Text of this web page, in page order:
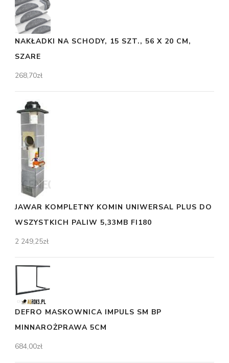
NAKŁADKI NA SCHODY, 15 SZT., 56 X 20 CM,
SZARE
268,70zł
JAWAR KOMPLETNY KOMIN UNIWERSAL PLUS DO
WSZYSTKICH PALIW 5,33MB FI180
2 249,25zł
DEFRO MASKOWNICA IMPULS SM BP
MINNAROŻPRAWA 5CM
684,00zł